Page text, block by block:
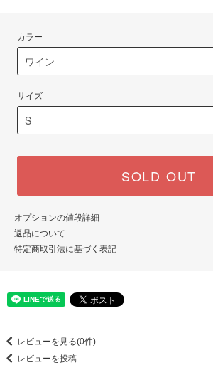
カラー
サイズ
SOLD OUT
オプションの値段詳細
返品について
特定商取引法に基づく表記
レビューを見る(0件)
レビューを投稿